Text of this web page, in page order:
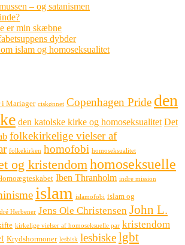
– og satanismen
er min skæbne
dybder
islam og homoseksualitet
i Mariager ciskønnet Copenhagen Pride den
den katolske kirke og homoseksualitet Det
folkekirkelige vielser af
folkekirken homofobi homoseksualitet
og kristendomhomoseksuelle
Iben Thranholm indre mission
islam islamofobi islam og
Herbener Jens Ole Christensen John L.
kirkelige vielser af homoseksuelle par kristendom
Krydshormoner lesbisk lesbiskelgbt